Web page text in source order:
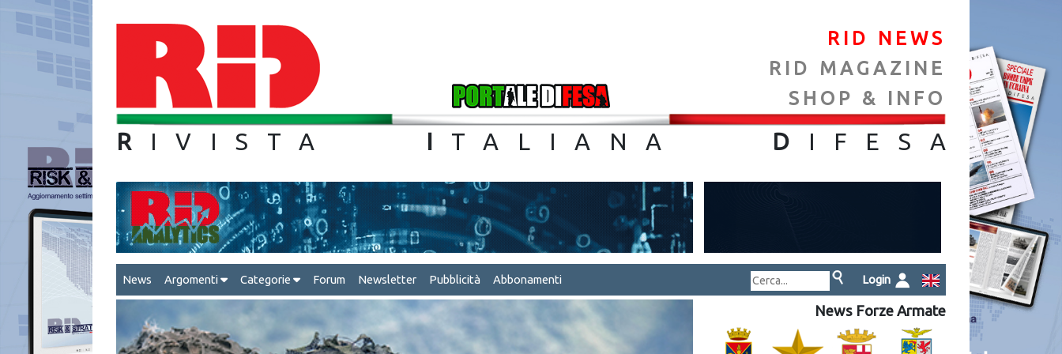
RID NEWS
RID MAGAZINE
SHOP & INFO
R IVISTA I TALIANA D IFES A
News Argomenti Categorie Forum Newsletter Pubblicità Abbonamenti Login
News Forze Armate